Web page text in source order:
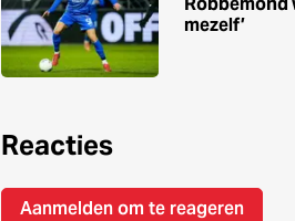
mezelf’
Reacties
Aanmelden om te reageren